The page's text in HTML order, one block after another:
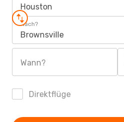
Houston
Nach?
Brownsville
Wann?
Direktflüge